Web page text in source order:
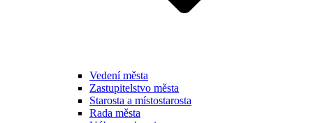
Vedení města
Zastupitelstvo města
Starosta a místostarosta
Rada města